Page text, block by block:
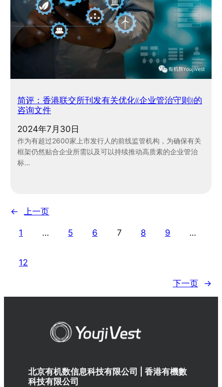
简评：香港联交所刊发有关优化《企业管治守则》的
咨询文件
2024年7月30日
作为有超过2600家上市发行人的前线监管机构，为确保有关
框架仍然贴合企业所需以及可以持续推动高质素的企业管治
标…
← 上一页
1 … 5 6 7 8 9 …
12
下一页 →
北京有机数信息科技有限公司 | 香港有機數
科技有限公司